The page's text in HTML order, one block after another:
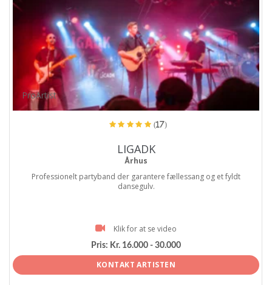
ProArtist
(17)
LIGADK
Århus
Professionelt partyband der garantere fællessang og et fyldt
dansegulv.
Klik for at se video
Pris: Kr. 16.000 - 30.000
KONTAKT ARTISTEN